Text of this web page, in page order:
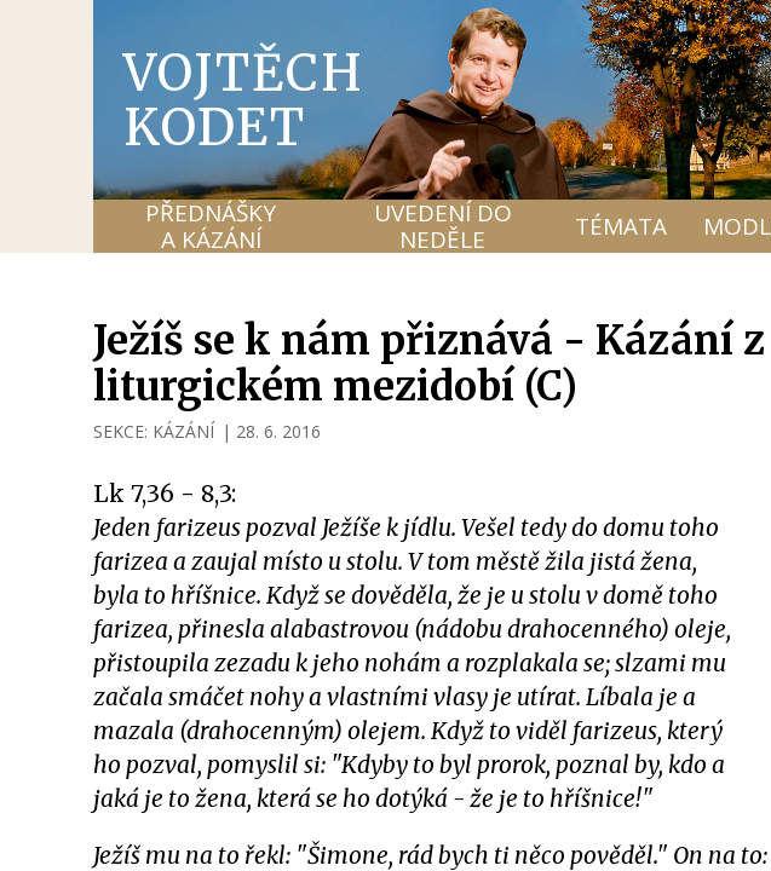
VOJTĚCH
KODET
PŘEDNÁŠKY
A KÁZÁNÍ
UVEDENÍ DO
NEDĚLE
TÉMATA
Ježíš se k nám přiznává - Kázání z
liturgickém mezidobí (C)
SEKCE: KÁZÁNÍ | 28. 6. 2016
Lk 7,36 - 8,3:
Jeden farizeus pozval Ježíše k jídlu. Vešel tedy do domu toho
farizea a zaujal místo u stolu. V tom městě žila jistá žena,
byla to hříšnice. Když se dověděla, že je u stolu v domě toho
farizea, přinesla alabastrovou (nádobu drahocenného) oleje,
přistoupila zezadu k jeho nohám a rozplakala se; slzami mu
začala smáčet nohy a vlastními vlasy je utírat. Líbala je a
mazala (drahocenným) olejem. Když to viděl farizeus, který
ho pozval, pomyslil si: "Kdyby to byl prorok, poznal by, kdo a
jaká je to žena, která se ho dotýká - že je to hříšnice!"
Ježíš mu na to řekl: "Šimone, rád bych ti něco pověděl." On na